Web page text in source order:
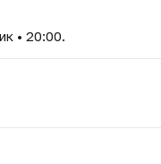
• 20:00.